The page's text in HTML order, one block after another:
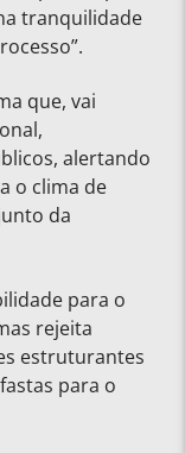
tranquilidade
que, vai
alertando
o clima de
da
para o
rejeita
estruturantes
para o